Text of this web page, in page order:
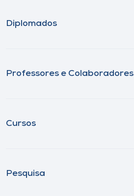
Diplomados
Professores e Colaboradores
Cursos
Pesquisa